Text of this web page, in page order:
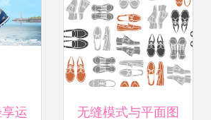
运 无缝模式与平面图